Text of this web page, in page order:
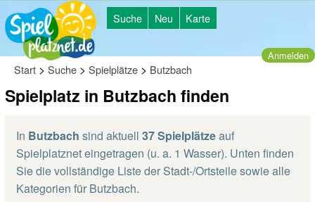
Suche Neu Karte
Anmelden
Start > Suche > Spielplätze > Butzbach
Spielplatz in Butzbach finden
In Butzbach sind aktuell 37 Spielplätzeauf
Spielplatznet eingetragen (u. a. 1 Wasser). Unten finden
Sie die vollständige Liste der Stadt-/Ortsteile sowie alle
Kategorien für Butzbach.